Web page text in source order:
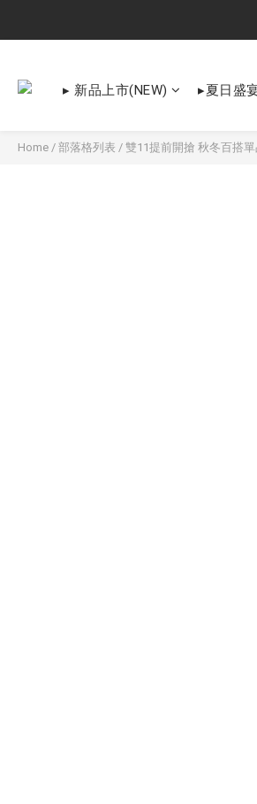
▸ 新品上市(NEW) ▸夏日盛
Home / 部落格列表 / 雙11提前開搶 秋冬百搭